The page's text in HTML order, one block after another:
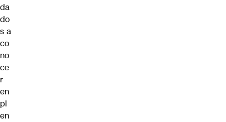
da
do
s a
co
no
ce
r
en
pl
en